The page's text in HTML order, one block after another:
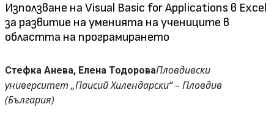
Използване на Visual Basic for Applications в Excel
за развитие на уменията на учениците в
областта на програмирането
Стефка Анева, Елена ТодороваПловдивски
университет „Паисий Хилендарски“ – Пловдив
(България)